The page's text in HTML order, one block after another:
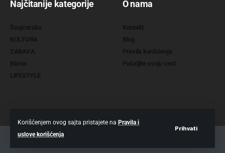
Korišćenjem ovog sajta pristajete na Pravila i
uslove korišćenja
Prihvati
Najčitanije kategorije O nama